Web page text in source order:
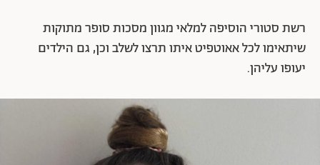
רשת סטורי הוסיפה למלאי מגוון מסכות סופר מתוקות
שיתאימו לכל אאוטפיט איתו תרצו לשלב וכן, גם הילדים
יעופו עליהן.